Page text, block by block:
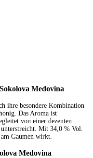
Medovina
ihre besondere Kombination
Das Aroma ist
von einer dezenten
Mit 34,0 % Vol.
Gaumen wirkt.
Medovina